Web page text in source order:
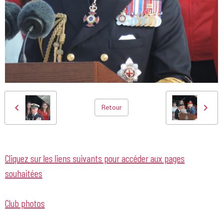
Retour
Cliquez sur les liens suivants pour accéder aux pages
souhaitées
Club photos